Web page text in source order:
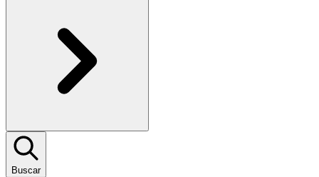
Buscar